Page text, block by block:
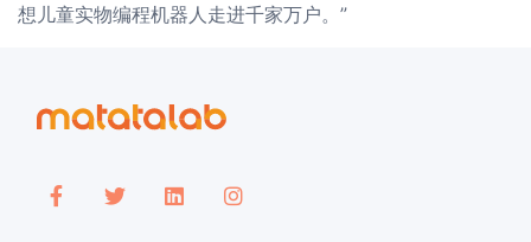
想儿童实物编程机器人走进千家万户。”